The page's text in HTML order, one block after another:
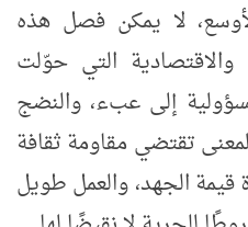
لا يمكن فصل هذه
والاقتصادية التي حوّلت
إلى عبء، والنضج
تقتضي مقاومة ثقافة
قيمة الجهد، والعمل طويل